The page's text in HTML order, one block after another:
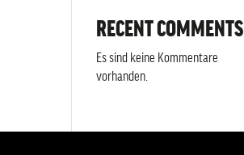
RECENT COMMENTS
Es sind keine Kommentare
vorhanden.